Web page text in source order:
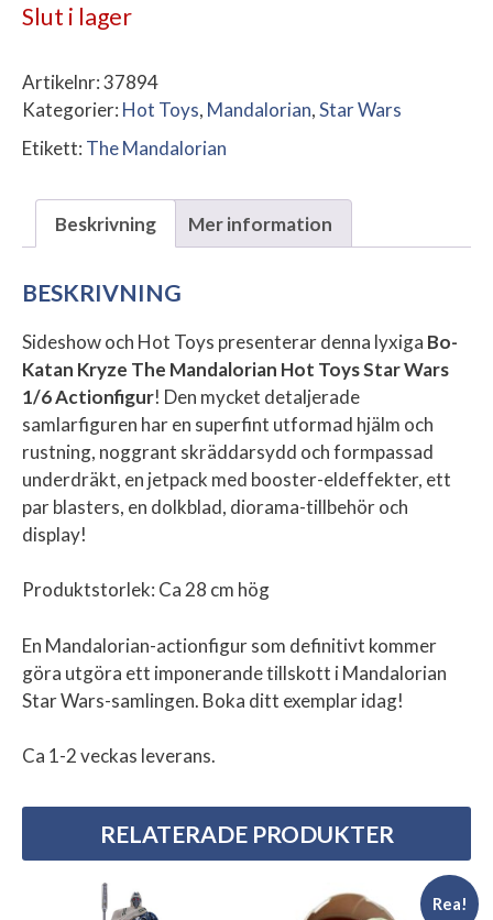
Slut i lager
Artikelnr:37894
Kategorier: Hot Toys, Mandalorian,Star Wars
Etikett: The Mandalorian
Beskrivning Mer information
BESKRIVNING
Sideshow och Hot Toys presenterar denna lyxiga Bo-
Katan Kryze The Mandalorian Hot Toys Star Wars
1/6 Actionfigur! Den mycket detaljerade
samlarfiguren har en superfint utformad hjälm och
rustning, noggrant skräddarsydd och formpassad
underdräkt, en jetpack med booster-eldeffekter, ett
par blasters, en dolkblad, diorama-tillbehör och
display!
Produktstorlek: Ca 28 cm hög
En Mandalorian-actionfigur som definitivt kommer
göra utgöra ett imponerande tillskott i Mandalorian
Star Wars-samlingen. Boka ditt exemplar idag!
Ca 1-2 veckas leverans.
RELATERADE PRODUKTER
Rea!